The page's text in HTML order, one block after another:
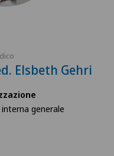
Elsbeth Gehri
generale